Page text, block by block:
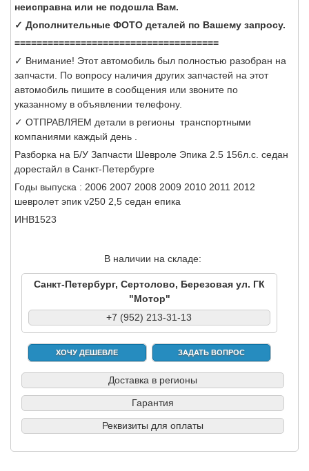
неисправна или не подошла Вам.
✓ Дополнительные ФОТО деталей по Вашему запросу.
=====================================
✓ Внимание! Этот автомобиль был полностью разобран на
запчасти. По вопросу наличия других запчастей на этот
автомобиль пишите в сообщения или звоните по
указанному в объявлении телефону.
✓ ОТПРАВЛЯЕМ детали в регионы транспортными
компаниями каждый день .
Разборка на Б/У Запчасти Шевроле Эпика 2.5 156л.с. седан
дорестайл в Санкт-Петербурге
Годы выпуска : 2006 2007 2008 2009 2010 2011 2012
шевролет эпик v250 2,5 седан епика
ИНВ1523
В наличии на складе:
Санкт-Петербург, Сертолово, Березовая ул. ГК
"Мотор"
+7 (952) 213-31-13
ХОЧУ ДЕШЕВЛЕ ЗАДАТЬ ВОПРОС
Доставка в регионы
Гарантия
Реквизиты для оплаты